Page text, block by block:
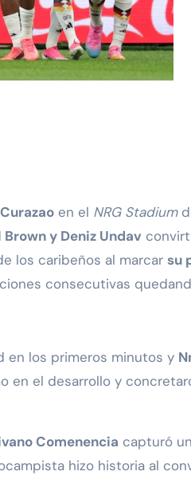
en el NRG Stadium
y Deniz Undav
los caribeños al marcar su
consecutivas
en los primeros minutos y
en el desarrollo y
Comenencia capturó
hizo historia al